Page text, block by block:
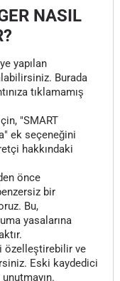
NASIL
yapılan
Burada
tıklamamış
"SMART
ek seçeneğini
hakkındaki
önce
bir
Bu,
yasalarına
özelleştirebilir ve
Eski kaydedici